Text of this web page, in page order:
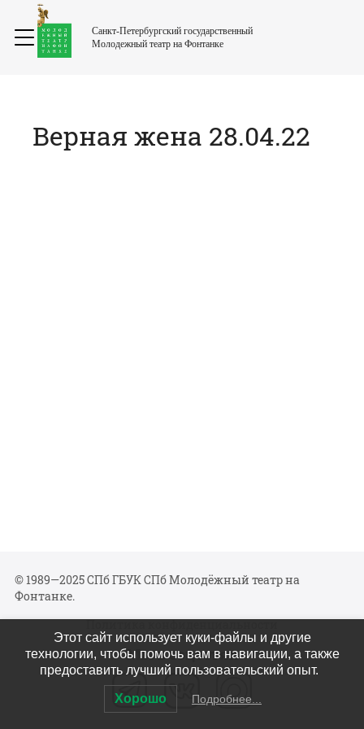
Санкт-Петербургский государственный
Молодежный театр на Фонтанке
Верная жена 28.04.22
© 1989—2025 СПб ГБУК СПб Молодёжный театр на
Фонтанке.
Политика конфиденциальности
Мы в соцсетях
Этот сайт использует куки-файлы и другие
технологии, чтобы помочь вам в навигации, а также
предоставить лучший пользовательский опыт.
Хорошо Подробнее...